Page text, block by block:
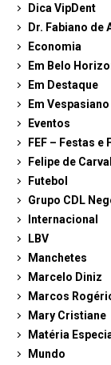
Dica VipDent
Dr. Fabiano de
Economia
Em Belo
Em Destaque
Em Vespasiano
Eventos
FEF – Festas e
Felipe de
Futebol
Grupo CDL
Internacional
LBV
Manchetes
Marcelo Diniz
Marcos
Mary Cristiane
Matéria
Mundo